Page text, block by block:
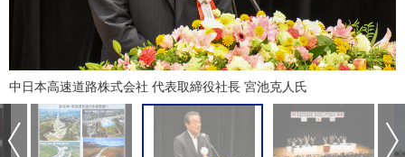
中日本高速道路株式会社 代表取締役社長 宮池克人氏